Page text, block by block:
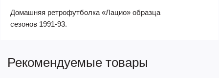
Домашняя ретрофутболка «Лацио» образца
сезонов 1991-93.
Рекомендуемые товары